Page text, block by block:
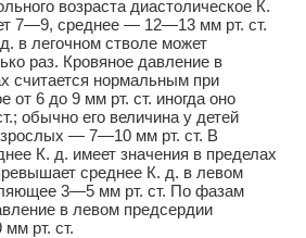
возраста диастолическое К.
7—9, среднее — 12—13 мм рт. ст.
в легочном стволе может
раз. Кровяное давление в
считается нормальным при
от 6 до 9 мм рт. ст. иногда оно
обычно его величина у детей
— 7—10 мм рт. ст. В
К. д. имеет значения в пределах
среднее К. д. в левом
3—5 мм рт. ст. По фазам
в левом предсердии
мм рт. ст.